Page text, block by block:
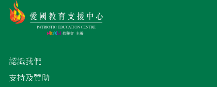
認識我們
支持及贊助